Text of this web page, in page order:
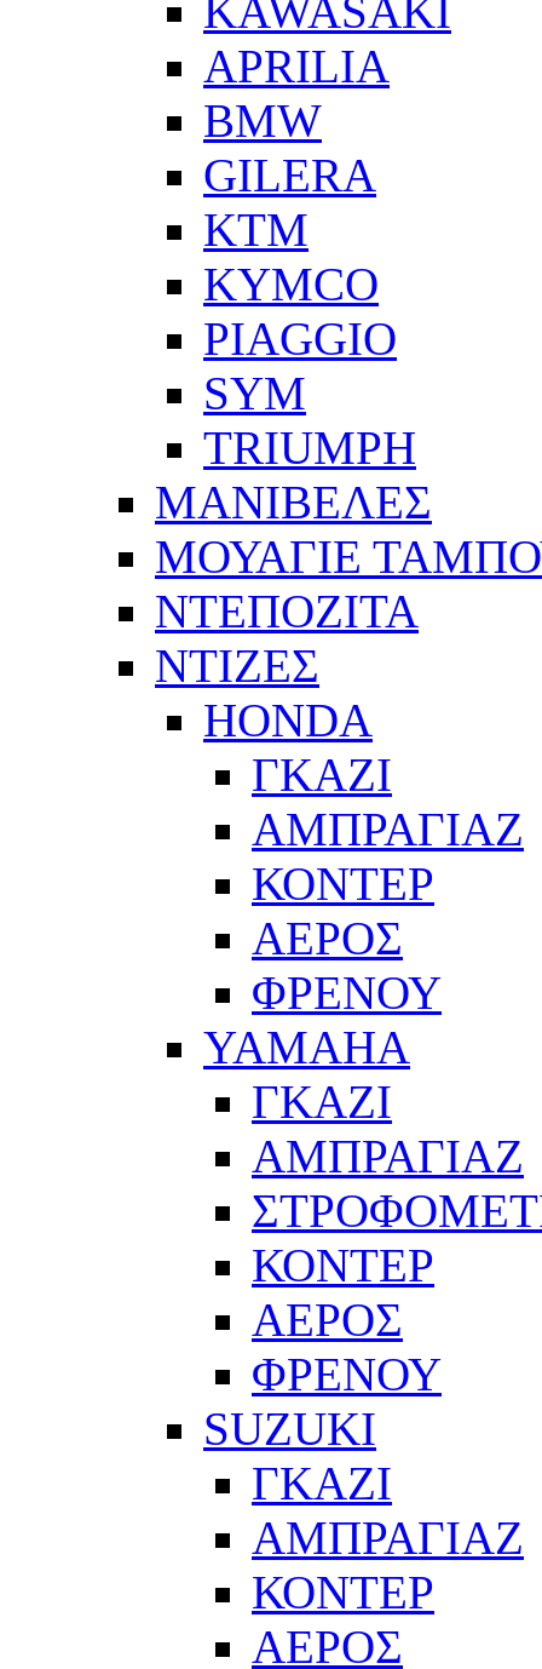
KAWASAKI
APRILIA
BMW
GILERA
KTM
KYMCO
PIAGGIO
SYM
TRIUMPH
ΜΑΝΙΒΕΛΕΣ
ΜΟΥΑΓΙΕ
ΝΤΕΠΟΖΙΤΑ
ΝΤΙΖΕΣ
HONDA
ΓΚΑΖΙ
ΑΜΠΡΑΓΙΑΖ
ΚΟΝΤΕΡ
ΑΕΡΟΣ
ΦΡΕΝΟΥ
YAMAHA
ΓΚΑΖΙ
ΑΜΠΡΑΓΙΑΖ
ΚΟΝΤΕΡ
ΑΕΡΟΣ
ΦΡΕΝΟΥ
SUZUKI
ΓΚΑΖΙ
ΑΜΠΡΑΓΙΑΖ
ΚΟΝΤΕΡ
ΑΕΡΟΣ